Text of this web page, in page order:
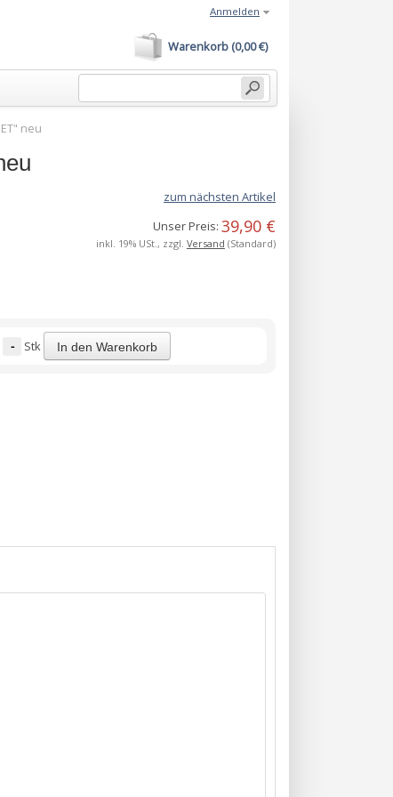
Warenkorb (0,00 €)
Anmelden
neu
zum nächsten Artikel
Unser Preis: 39,90 €
inkl. 19% USt., zzgl. Versand (Standard)
- Stk In den Warenkorb